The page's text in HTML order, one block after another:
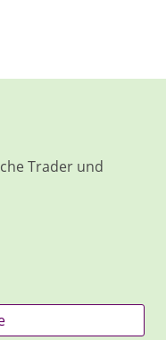
Trader und